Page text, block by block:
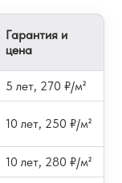
Гарантия и
цена
5 лет, 270 ₽/м²
10 лет, 250 ₽/м²
10 лет, 280 ₽/м²